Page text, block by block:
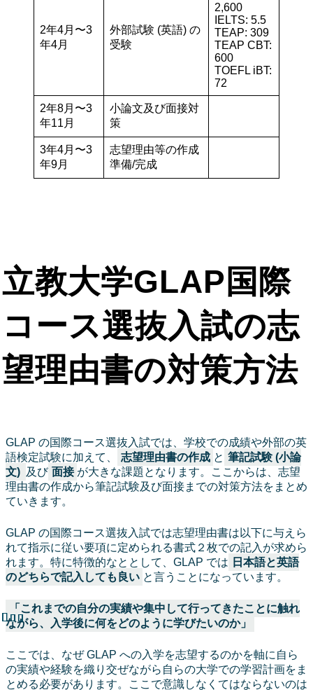
2年4月〜3
年4月
外部試験 (英語) の
受験
2,600
IELTS: 5.5
TEAP: 309
TEAP CBT:
600
TOEFL iBT:
72
2年8月〜3
年11月
小論文及び面接対
策
3年4月〜3
年9月
志望理由等の作成
準備/完成
立教大学GLAP国際
コース選抜入試の志
望理由書の対策方法
GLAP の国際コース選抜入試では、学校での成績や外部の英
語検定試験に加えて、
志望理由書の作成 と 筆記試験 (小論
文) 及び 面接 が大きな課題となります。ここからは、志望
理由書の作成から筆記試験及び面接までの対策方法をまとめ
ていきます。
GLAP の国際コース選抜入試では志望理由書は以下に与えら
れて指示に従い要項に定められる書式２枚での記入が求めら
れます。特に特徴的なととして、GLAP では 日本語と英語
のどちらで記入しても良い と言うことになっています。
「これまでの自分の実績や集中して行ってきたことに触れ
ながら、入学後に何をどのように学びたいのか」
ここでは、なぜ GLAP への入学を志望するのかを軸に自ら
の実績や経験を織り交ぜながら自らの大学での学習計画をま
とめる必要があります。ここで意識しなくてはならないのは